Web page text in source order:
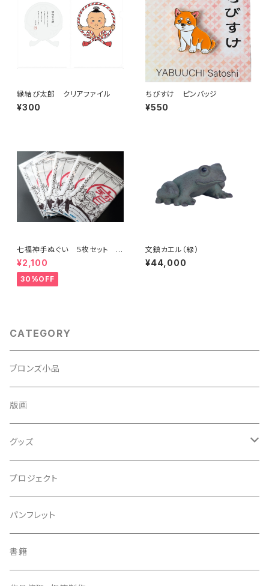
縁結び太郎 クリアファイル
¥300
ちびすけ ピンバッジ
¥550
七福神手ぬぐい ５枚セット 特
別価格
¥2,100
30%OFF
文鎮カエル（緑）
¥44,000
CATEGORY
ブロンズ小品
版画
グッズ
ストラップ
その他
プロジェクト
パンフレット
書籍